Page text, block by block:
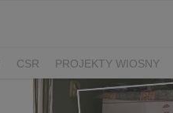
CSR PROJEKTY WIOSNY